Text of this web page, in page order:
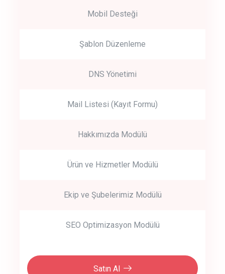
Mobil Desteği
Şablon Düzenleme
DNS Yönetimi
Mail Listesi (Kayıt Formu)
Hakkımızda Modülü
Ürün ve Hizmetler Modülü
Ekip ve Şubelerimiz Modülü
SEO Optimizasyon Modülü
Satın Al